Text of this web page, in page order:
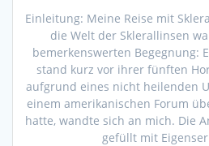
Einleitung: Meine Reise mit
die Welt der Sklerallinsen
bemerkenswerten Begegnung:
stand kurz vor ihrer fünften
aufgrund eines nicht heilenden
einem amerikanischen Forum
hatte, wandte sich an mich. Die
gefüllt mit